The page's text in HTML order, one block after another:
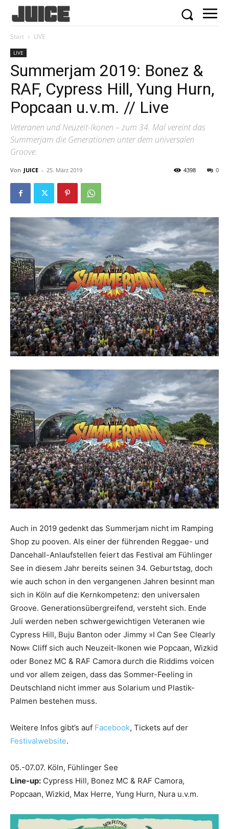
Start LIVE
LIVE
Summerjam 2019: Bonez &
RAF, Cypress Hill, Yung Hurn,
Popcaan u.v.m. // Live
Veteranen und Neuzeit-Ikonen – zum 34. Mal vereint das
Summerjam die Generationen unter dem universalen
Groove.
Von JUICE - 25. März 2019 0
4398
Auch in 2019 gedenkt das Summerjam nicht im Ramping
Shop zu pooven. Als einer der führenden Reggae- und
Dancehall-Anlaufstellen feiert das Festival am Fühlinger
See in diesem Jahr bereits seinen 34. Geburtstag, doch
wie auch schon in den vergangenen Jahren besinnt man
sich in Köln auf die Kernkompetenz: den universalen
Groove. Generationsübergreifend, versteht sich. Ende
Juli werden neben schwergewichtigen Veteranen wie
Cypress Hill, Buju Banton oder Jimmy »I Can See Clearly
Now« Cliff sich auch Neuzeit-Ikonen wie Popcaan, Wizkid
oder Bonez MC & RAF Camora durch die Riddims voicen
und vor allem zeigen, dass das Sommer-Feeling in
Deutschland nicht immer aus Solarium und Plastik-
Palmen bestehen muss.
Weitere Infos gibt’s auf Facebook, Tickets auf der
Festivalwebsite.
05.-07.07. Köln, Fühlinger See
Line-up: Cypress Hill, Bonez MC & RAF Camora,
Popcaan, Wizkid, Max Herre, Yung Hurn, Nura u.v.m.